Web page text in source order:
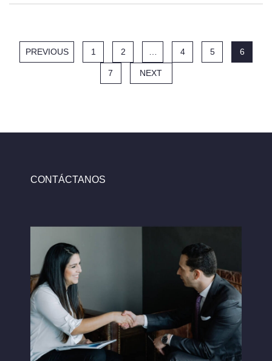
PREVIOUS 1 2 … 4 5 6
7 NEXT
CONTÁCTANOS